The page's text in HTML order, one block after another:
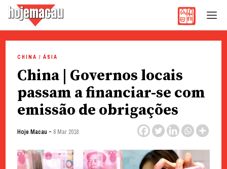
content
CHINA / ÁSIA
China | Governos locais
passam a financiar-se com
emissão de obrigações
Hoje Macau - 8 Mar 2018